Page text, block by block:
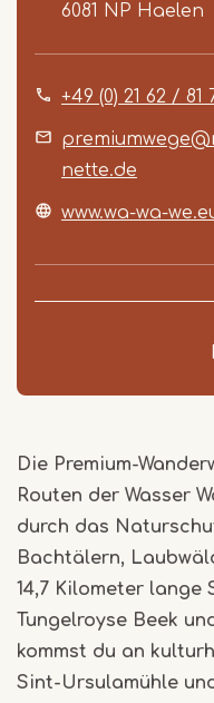
6081 NP Haelen
+49 (0) 21 62 / 81
nette.de
www.wa-wa-
Die Premium-
Routen der Wasser
durch das
Bachtälern,
14,7 Kilometer lange
Tungelroyse Beek
kommst du an
Sint-Ursulamühle